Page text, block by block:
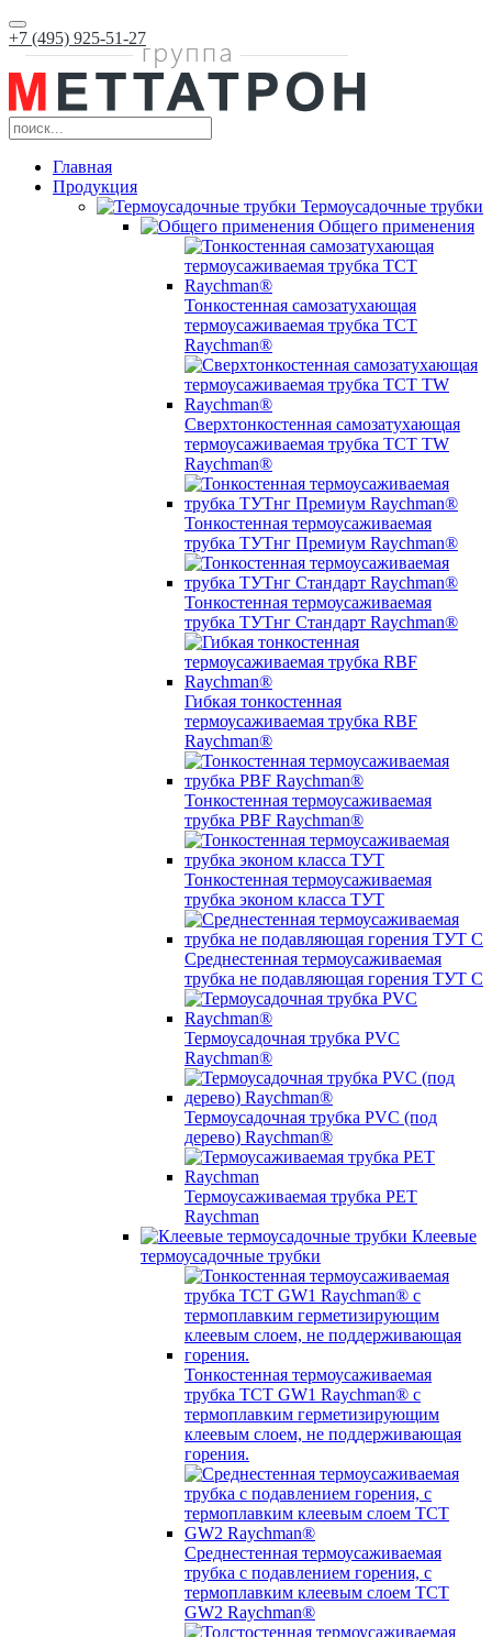
+7 (495) 925-51-27
Главная
Продукция
Термоусадочные трубки
Общего применения
Тонкостенная самозатухающая
термоусаживаемая трубка ТCT
Raychman®
Сверхтонкостенная самозатухающая
термоусаживаемая трубка ТCT TW
Raychman®
Тонкостенная термоусаживаемая
трубка ТУТнг Премиум Raychman®
Тонкостенная термоусаживаемая
трубка ТУТнг Стандарт Raychman®
Гибкая тонкостенная
термоусаживаемая трубка RBF
Raychman®
Тонкостенная термоусаживаемая
трубка PBF Raychman®
Тонкостенная термоусаживаемая
трубка эконом класса ТУТ
Среднестенная термоусаживаемая
трубка не подавляющая горения ТУТ С
Термоусадочная трубка PVC
Raychman®
Термоусадочная трубка PVC (под
дерево) Raychman®
Термоусаживаемая трубка PET
Raychman
Клеевые
термоусадочные трубки
Тонкостенная термоусаживаемая
трубка TCT GW1 Raychman® с
термоплавким герметизирующим
клеевым слоем, не поддерживающая
горения.
Среднестенная термоусаживаемая
трубка c подавлением горения, с
термоплавким клеевым слоем TCT
GW2 Raychman®